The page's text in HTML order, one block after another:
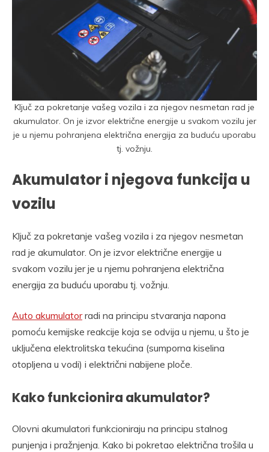
Ključ za pokretanje vašeg vozila i za njegov nesmetan rad je
akumulator. On je izvor električne energije u svakom vozilu jer
je u njemu pohranjena električna energija za buduću uporabu
tj. vožnju.
Akumulator i njegova funkcija u
vozilu
Ključ za pokretanje vašeg vozila i za njegov nesmetan
rad je akumulator. On je izvor električne energije u
svakom vozilu jer je u njemu pohranjena električna
energija za buduću uporabu tj. vožnju.
Auto akumulatorradi na principu stvaranja napona
pomoću kemijske reakcije koja se odvija u njemu, u što je
uključena elektrolitska tekućina (sumporna kiselina
otopljena u vodi) i električni nabijene ploče.
Kako funkcionira akumulator?
Olovni akumulatori funkcioniraju na principu stalnog
punjenja i pražnjenja. Kako bi pokretao električna trošila u